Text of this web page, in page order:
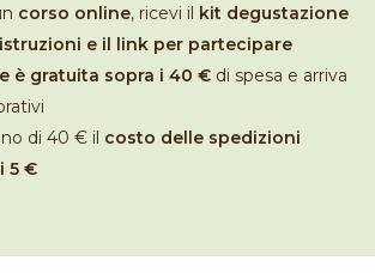
corso online, ricevi il kit degustazione
istruzioni e il link per partecipare
è gratuita sopra i 40 € di spesa e arriva
di 40 € il costo delle spedizioni
5 €